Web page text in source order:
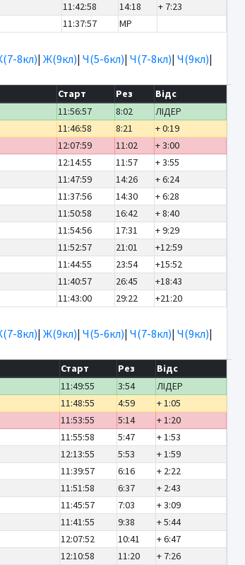
11:42:58 14:18
+ 7:23
11:37:57 MP
8кл)| Ж(9кл)| Ч(5-6кл)| Ч(7-8кл)| Ч(9кл)|
Старт Рез
Відс
11:56:57 8:02
ЛІДЕР
11:46:58 8:21
+ 0:19
12:07:59 11:02
+ 3:00
12:14:55 11:57
+ 3:55
11:47:59 14:26
+ 6:24
11:37:56 14:30
+ 6:28
11:50:58 16:42
+ 8:40
11:54:56 17:31
+ 9:29
11:52:57 21:01
+12:59
11:44:55 23:54
+15:52
11:40:57 26:45
+18:43
11:43:00 29:22 +21:20
8кл)| Ж(9кл)| Ч(5-6кл)| Ч(7-8кл)| Ч(9кл)|
Старт Рез
Відс
11:49:55 3:54
ЛІДЕР
11:48:55 4:59
+ 1:05
11:53:55 5:14
+ 1:20
11:55:58 5:47
+ 1:53
12:13:55 5:53
+ 1:59
11:39:57 6:16
+ 2:22
11:51:58 6:37
+ 2:43
11:45:57 7:03
+ 3:09
11:41:55 9:38
+ 5:44
12:07:52 10:41
+ 6:47
12:10:58 11:20
+ 7:26